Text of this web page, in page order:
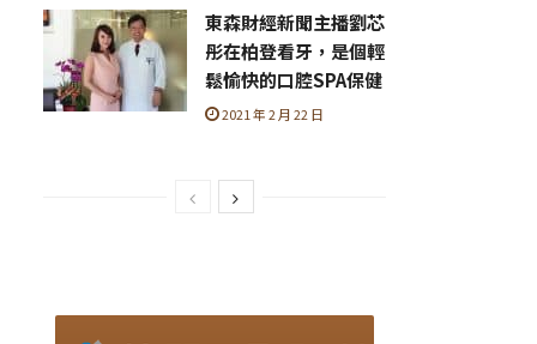
東森財經新聞主播劉芯
彤在柏登看牙，是個輕
鬆愉快的口腔SPA保健
2021 年 2 月 22 日